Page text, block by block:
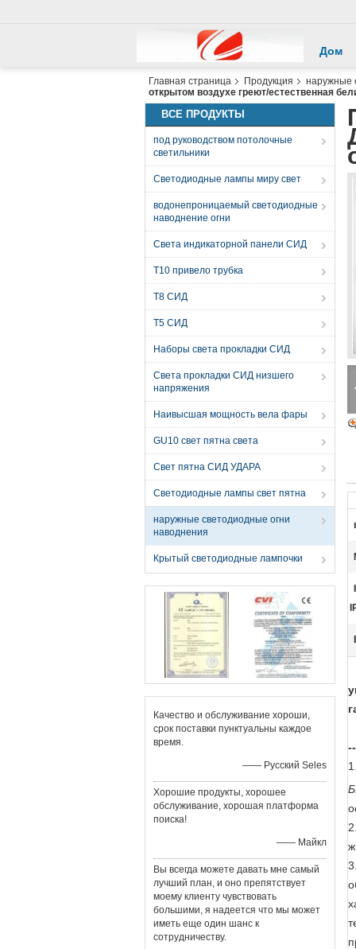
Дом
Главная страница Продукция
наружные
открытом воздухе греют/естественная
ВСЕ ПРОДУКТЫ
под руководством потолочные
светильники
Светодиодные лампы миру свет
водонепроницаемый светодиодные
наводнение огни
Света индикаторной панели СИД
T10 привело трубка
T8 СИД
T5 СИД
Наборы света прокладки СИД
Света прокладки СИД низшего
напряжения
Наивысшая мощность вела фары
GU10 свет пятна света
Свет пятна СИД УДАРА
Светодиодные лампы свет пятна
наружные светодиодные огни
наводнения
Крытый светодиодные лампочки
Качество и обслуживание хороши,
срок поставки пунктуальны каждое
время.
—— Русский Seles
Хорошие продукты, хорошее
обслуживание, хорошая платформа
поиска!
—— Майкл
Вы всегда можете давать мне самый
лучший план, и оно препятствует
моему клиенту чувствовать
большими, я надеется что мы может
иметь еще один шанс к
сотрудничеству.